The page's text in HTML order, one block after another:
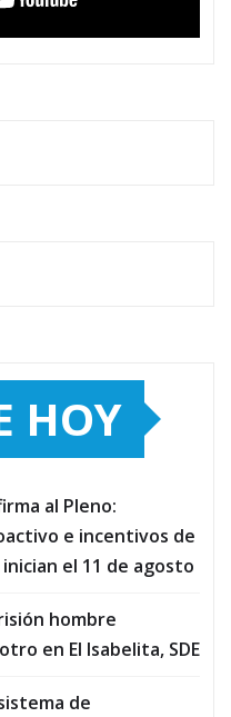
HOY
al Pleno:
e incentivos de
el 11 de agosto
hombre
en El Isabelita, SDE
de